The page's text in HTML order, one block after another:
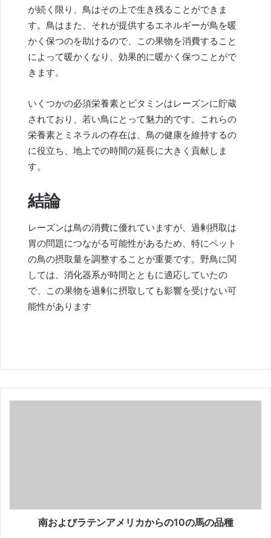
が続く限り、鳥はその上で生き残ることができま
す。鳥はまた、それが提供するエネルギーが鳥を暖
かく保つのを助けるので、この果物を消費すること
によって暖かくなり、効果的に暖かく保つことがで
きます。
いくつかの必須栄養素とビタミンはレーズンに貯蔵
されており、若い鳥にとって魅力的です。これらの
栄養素とミネラルの存在は、鳥の健康を維持するの
に役立ち、地上での時間の延長に大きく貢献しま
す。
結論
レーズンは鳥の消費に優れていますが、過剰摂取は
胃の問題につながる可能性があるため、特にペット
の鳥の摂取量を調整することが重要です。野鳥に関
しては、消化器系が時間とともに適応していたの
で、この果物を過剰に摂取しても影響を受けない可
能性があります
南およびラテンアメリカからの10の馬の品種